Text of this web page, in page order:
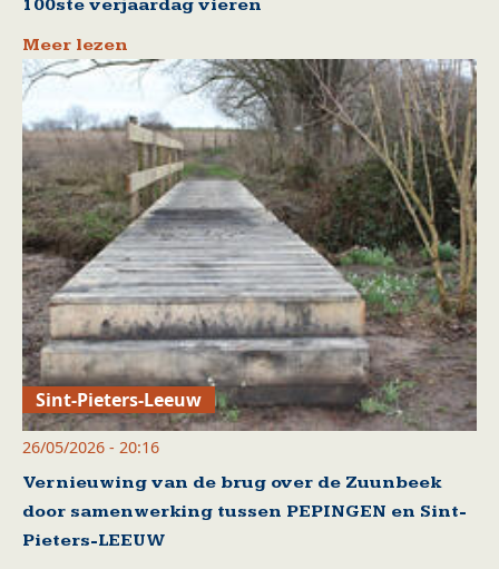
100ste verjaardag vieren
Meer lezen
Sint-Pieters-Leeuw
26/05/2026 - 20:16
Vernieuwing van de brug over de Zuunbeek
door samenwerking tussen PEPINGEN en Sint-
Pieters-LEEUW